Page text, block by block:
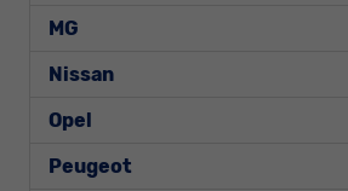
MG
Nissan
Opel
Peugeot